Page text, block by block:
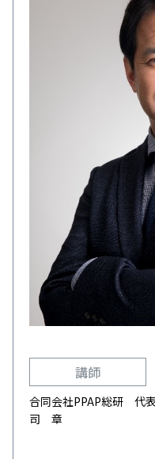
講師
合同会社PPAP総研 代
司 章